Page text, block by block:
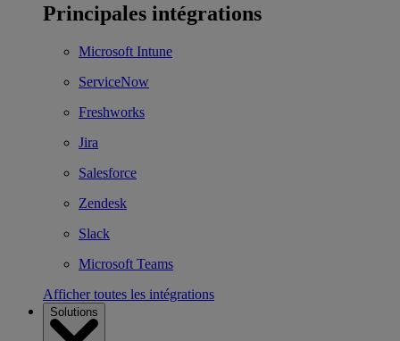
Principales intégrations
Microsoft Intune
ServiceNow
Freshworks
Jira
Salesforce
Zendesk
Slack
Microsoft Teams
Afficher toutes les intégrations
Solutions